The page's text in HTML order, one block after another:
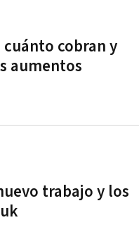
cobran y
aumentos
trabajo y los